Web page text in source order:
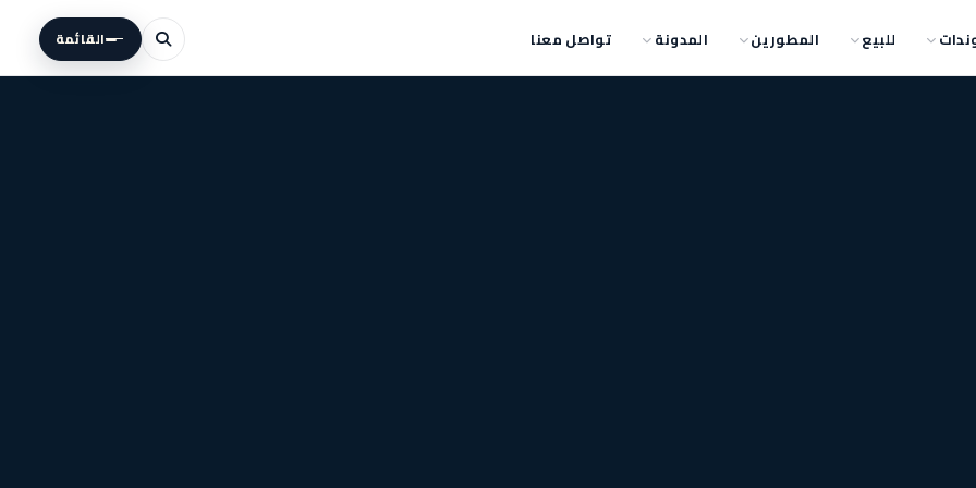
للبيع المطورين المدونة تواصل معنا القائمة